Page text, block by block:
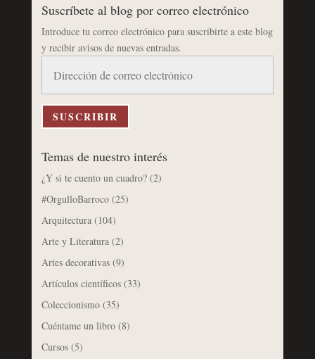
Suscríbete al blog por correo electrónico
Introduce tu correo electrónico para suscribirte a este blog
y recibir avisos de nuevas entradas.
correo
electrónico
SUSCRIBIR
Temas de nuestro interés
¿Y si te cuento un cuadro?(2)
#OrgulloBarroco(25)
Arquitectura(104)
Arte y Literatura(2)
Artes decorativas(9)
Artículos científicos(33)
Coleccionismo(35)
Cuéntame un libro(8)
Cursos(5)